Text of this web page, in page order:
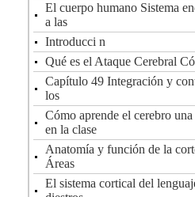
El cuerpo humano Sistema
a las
Introducci n
Qué es el Ataque Cerebral
Capítulo 49 Integración y
los
Cómo aprende el cerebro
en la clase
Anatomía y función de la
Áreas
El sistema cortical del